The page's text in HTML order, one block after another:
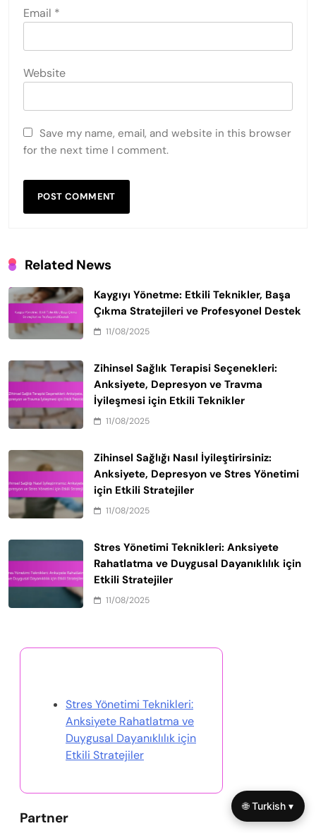
Email *
Website
Save my name, email, and website in this browser
for the next time I comment.
Related News
Kaygıyı Yönetme: Etkili Teknikler, Başa
Çıkma Stratejileri ve Profesyonel Destek
11/08/2025
Zihinsel Sağlık Terapisi Seçenekleri:
Anksiyete, Depresyon ve Travma
İyileşmesi için Etkili Teknikler
11/08/2025
Zihinsel Sağlığı Nasıl İyileştirirsiniz:
Anksiyete, Depresyon ve Stres Yönetimi
için Etkili Stratejiler
11/08/2025
Stres Yönetimi Teknikleri: Anksiyete
Rahatlatma ve Duygusal Dayanıklılık için
Etkili Stratejiler
11/08/2025
Stres Yönetimi Teknikleri:
Anksiyete Rahatlatma ve
Duygusal Dayanıklılık için
Etkili Stratejiler
Partner
🌐 Turkish ▾